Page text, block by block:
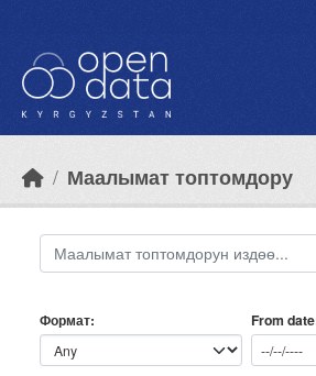
Маалымат топтомдору
Формат From date